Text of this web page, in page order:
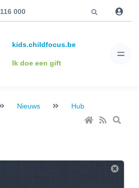
116 000
kids.childfocus.be
Ik doe een gift
Nieuws Hub